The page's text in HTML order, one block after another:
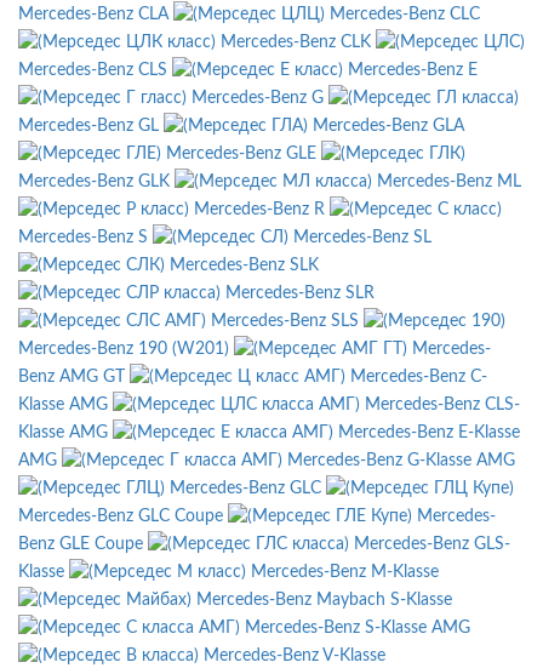
Mercedes-Benz CLA
Mercedes-Benz CLC
Mercedes-Benz CLK
Mercedes-Benz CLS
Mercedes-Benz E
Mercedes-Benz G
Mercedes-Benz GL
Mercedes-Benz GLA
Mercedes-Benz GLE
Mercedes-Benz GLK
Mercedes-Benz ML
Mercedes-Benz R
Mercedes-Benz S
Mercedes-Benz SL
Mercedes-Benz SLK
Mercedes-Benz SLR
Mercedes-Benz SLS
Mercedes-Benz 190 (W201)
Mercedes-
Benz AMG GT
Mercedes-Benz C-
Klasse AMG
Mercedes-Benz CLS-
Klasse AMG
Mercedes-Benz E-Klasse
AMG
Mercedes-Benz G-Klasse AMG
Mercedes-Benz GLC
Mercedes-Benz GLC Coupe
Mercedes-
Benz GLE Coupe
Mercedes-Benz GLS-
Klasse
Mercedes-Benz M-Klasse
Mercedes-Benz Maybach S-Klasse
Mercedes-Benz S-Klasse AMG
Mercedes-Benz V-Klasse